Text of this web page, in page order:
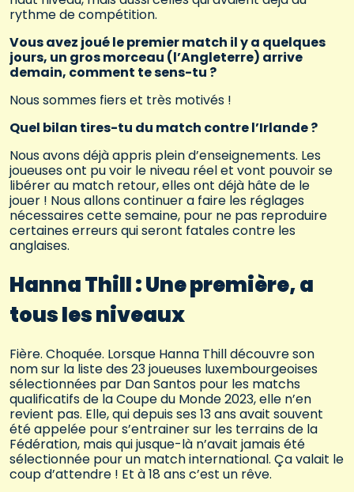
rythme de compétition.
Vous avez joué le premier match il y a quelques
jours, un gros morceau (l’Angleterre) arrive
demain, comment te sens-tu ?
Nous sommes fiers et très motivés !
Quel bilan tires-tu du match contre l’Irlande ?
Nous avons déjà appris plein d’enseignements. Les
joueuses ont pu voir le niveau réel et vont pouvoir se
libérer au match retour, elles ont déjà hâte de le
jouer ! Nous allons continuer a faire les réglages
nécessaires cette semaine, pour ne pas reproduire
certaines erreurs qui seront fatales contre les
anglaises.
Hanna Thill : Une première, a
tous les niveaux
Fière. Choquée. Lorsque Hanna Thill découvre son
nom sur la liste des 23 joueuses luxembourgeoises
sélectionnées par Dan Santos pour les matchs
qualificatifs de la Coupe du Monde 2023, elle n’en
revient pas. Elle, qui depuis ses 13 ans avait souvent
été appelée pour s’entrainer sur les terrains de la
Fédération, mais qui jusque-là n’avait jamais été
sélectionnée pour un match international. Ça valait le
coup d’attendre ! Et à 18 ans c’est un rêve.